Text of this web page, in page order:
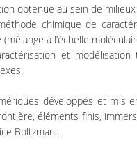
obtenue au sein de
chimique de
à l’échelle
et modélisation
développés et mis
éléments finis,
Boltzman…